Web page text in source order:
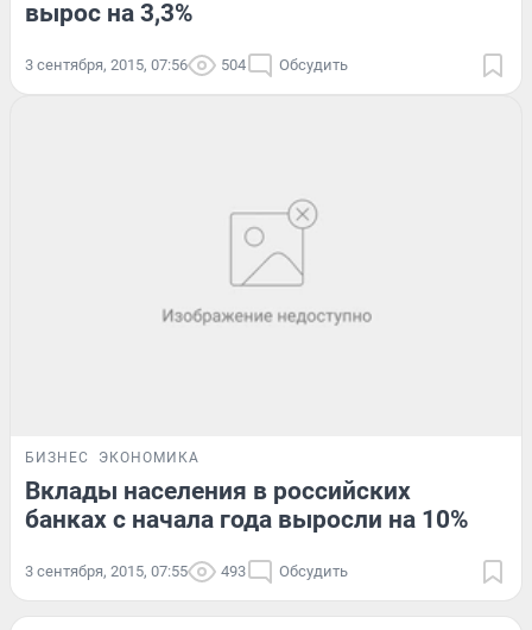
вырос на 3,3%
3 сентября, 2015, 07:56 504 Обсудить
БИЗНЕС ЭКОНОМИКА
Вклады населения в российских
банках с начала года выросли на 10%
3 сентября, 2015, 07:55 493 Обсудить